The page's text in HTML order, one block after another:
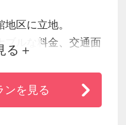
区に立地。
ブルな料金、交通面
エア・ウィーヴを採
る
ンを見る